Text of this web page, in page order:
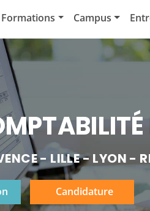
Formations Campus
LILLE LYON
Candidature